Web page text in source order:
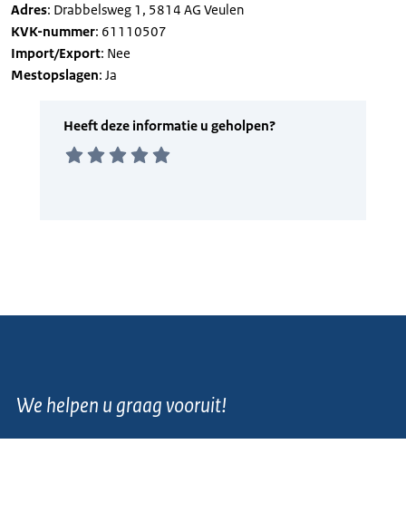
Adres: Drabbelsweg 1, 5814 AG Veulen
KVK-nummer: 61110507
Import/Export: Nee
Mestopslagen: Ja
We helpen u graag vooruit!